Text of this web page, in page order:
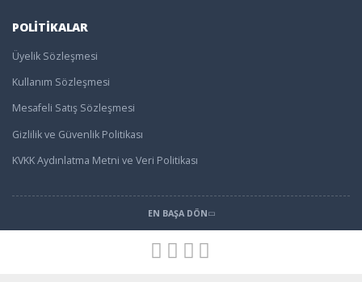
POLİTİKALAR
Üyelik Sözleşmesi
Kullanım Sözleşmesi
Mesafeli Satış Sözleşmesi
Gizlilik ve Güvenlik Politikası
KVKK Aydınlatma Metni ve Veri Politikası
EN BAŞA DÖN